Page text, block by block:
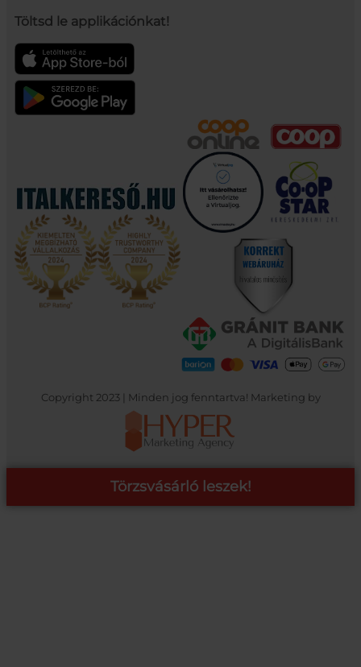
Töltsd le applikációnkat!
Copyright 2023 | Minden jog fenntartva! Marketing by
Törzsvásárló leszek!